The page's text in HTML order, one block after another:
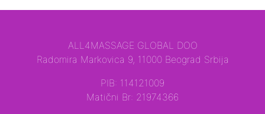
ALL4MASSAGE GLOBAL DOO
Radomira Markovica 9, 11000 Beograd Srbija
PIB: 114121009
Matični Br: 21974366